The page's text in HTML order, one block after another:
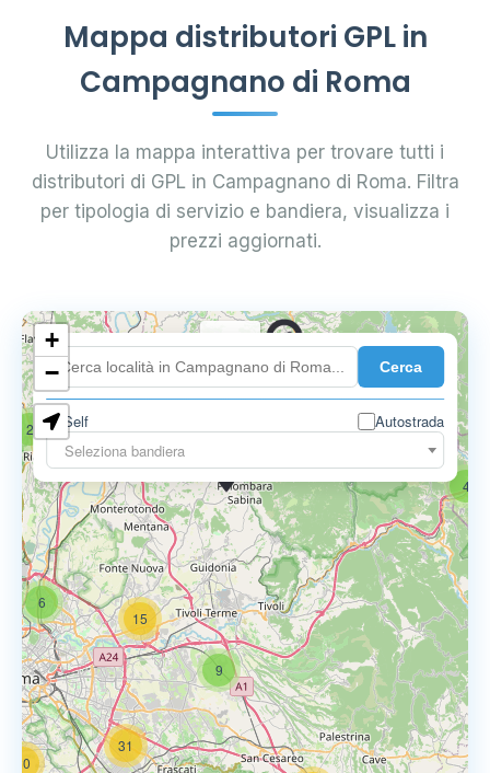
Mappa distributori GPL in
Campagnano di Roma
Utilizza la mappa interattiva per trovare tutti i
distributori di GPL in Campagnano di Roma. Filtra
per tipologia di servizio e bandiera, visualizza i
prezzi aggiornati.
Cerca
Self
Autostrada
Seleziona bandiera
2
18
6
20
15
9
31
4
+
−